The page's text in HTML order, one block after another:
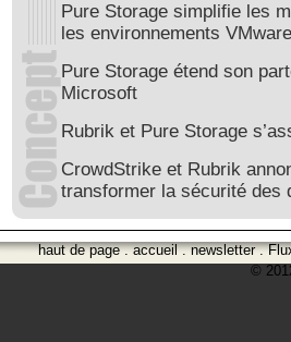
Pure Storage simplifie les
les environnements VMware
Pure Storage étend son
Microsoft
Rubrik et Pure Storage
CrowdStrike et Rubrik
transformer la sécurité des
haut de page.accueil.newsletter.
©